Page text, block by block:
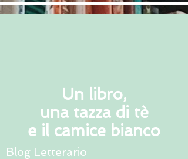
Un libro,
una tazza di tè
e il camice bianco
Blog Letterario